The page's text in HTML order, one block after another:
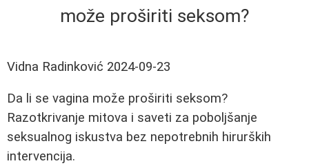
može proširiti seksom?
Vidna Radinković 2024-09-23
Da li se vagina može proširiti seksom?
Razotkrivanje mitova i saveti za poboljšanje
seksualnog iskustva bez nepotrebnih hirurških
intervencija.